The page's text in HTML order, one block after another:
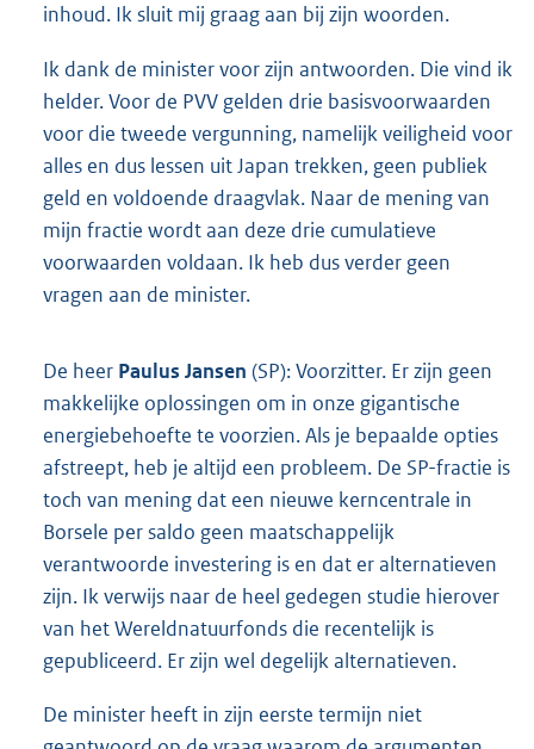
inhoud. Ik sluit mij graag aan bij zijn woorden.
Ik dank de minister voor zijn antwoorden. Die vind ik
helder. Voor de PVV gelden drie basisvoorwaarden
voor die tweede vergunning, namelijk veiligheid voor
alles en dus lessen uit Japan trekken, geen publiek
geld en voldoende draagvlak. Naar de mening van
mijn fractie wordt aan deze drie cumulatieve
voorwaarden voldaan. Ik heb dus verder geen
vragen aan de minister.
De heer Paulus Jansen (SP): Voorzitter. Er zijn geen
makkelijke oplossingen om in onze gigantische
energiebehoefte te voorzien. Als je bepaalde opties
afstreept, heb je altijd een probleem. De SP-fractie is
toch van mening dat een nieuwe kerncentrale in
Borsele per saldo geen maatschappelijk
verantwoorde investering is en dat er alternatieven
zijn. Ik verwijs naar de heel gedegen studie hierover
van het Wereldnatuurfonds die recentelijk is
gepubliceerd. Er zijn wel degelijk alternatieven.
De minister heeft in zijn eerste termijn niet